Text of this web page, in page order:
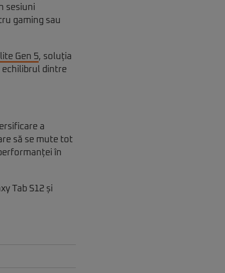
sesiuni
gaming sau
Gen 5, soluția
echilibrul dintre
a
să se mute tot
în
Tab S12 și